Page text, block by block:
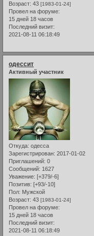
Возраст: 43 [1983-01-24]
Провел на форуме:
15 дней 18 часов
Последний визит:
2021-08-11 06:18:49
одессит
Активный участник
Откуда: одесса
Зарегистрирован: 2017-01-02
Приглашений: 0
Сообщений: 1627
Уважение: [+379/-6]
Позитив: [+93/-10]
Пол: Мужской
Возраст: 43 [1983-01-24]
Провел на форуме:
15 дней 18 часов
Последний визит:
2021-08-11 06:18:49